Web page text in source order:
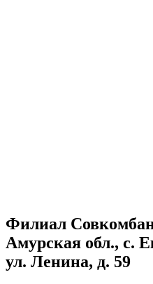
Филиал
Амурская обл., с.
ул. Ленина, д. 59